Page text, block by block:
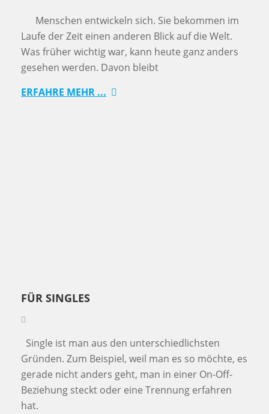
Menschen entwickeln sich. Sie bekommen im
Laufe der Zeit einen anderen Blick auf die Welt.
Was früher wichtig war, kann heute ganz anders
gesehen werden. Davon bleibt
ERFAHRE MEHR ...
FÜR SINGLES
Single ist man aus den unterschiedlichsten
Gründen. Zum Beispiel, weil man es so möchte, es
gerade nicht anders geht, man in einer On-Off-
Beziehung steckt oder eine Trennung erfahren
hat.